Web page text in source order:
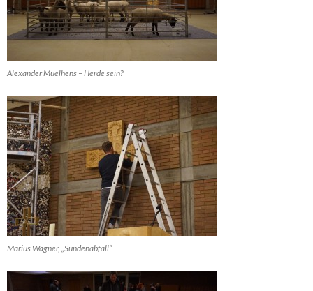
Alexander Muelhens – Herde sein?
Marius Wagner, „Sündenabfall“